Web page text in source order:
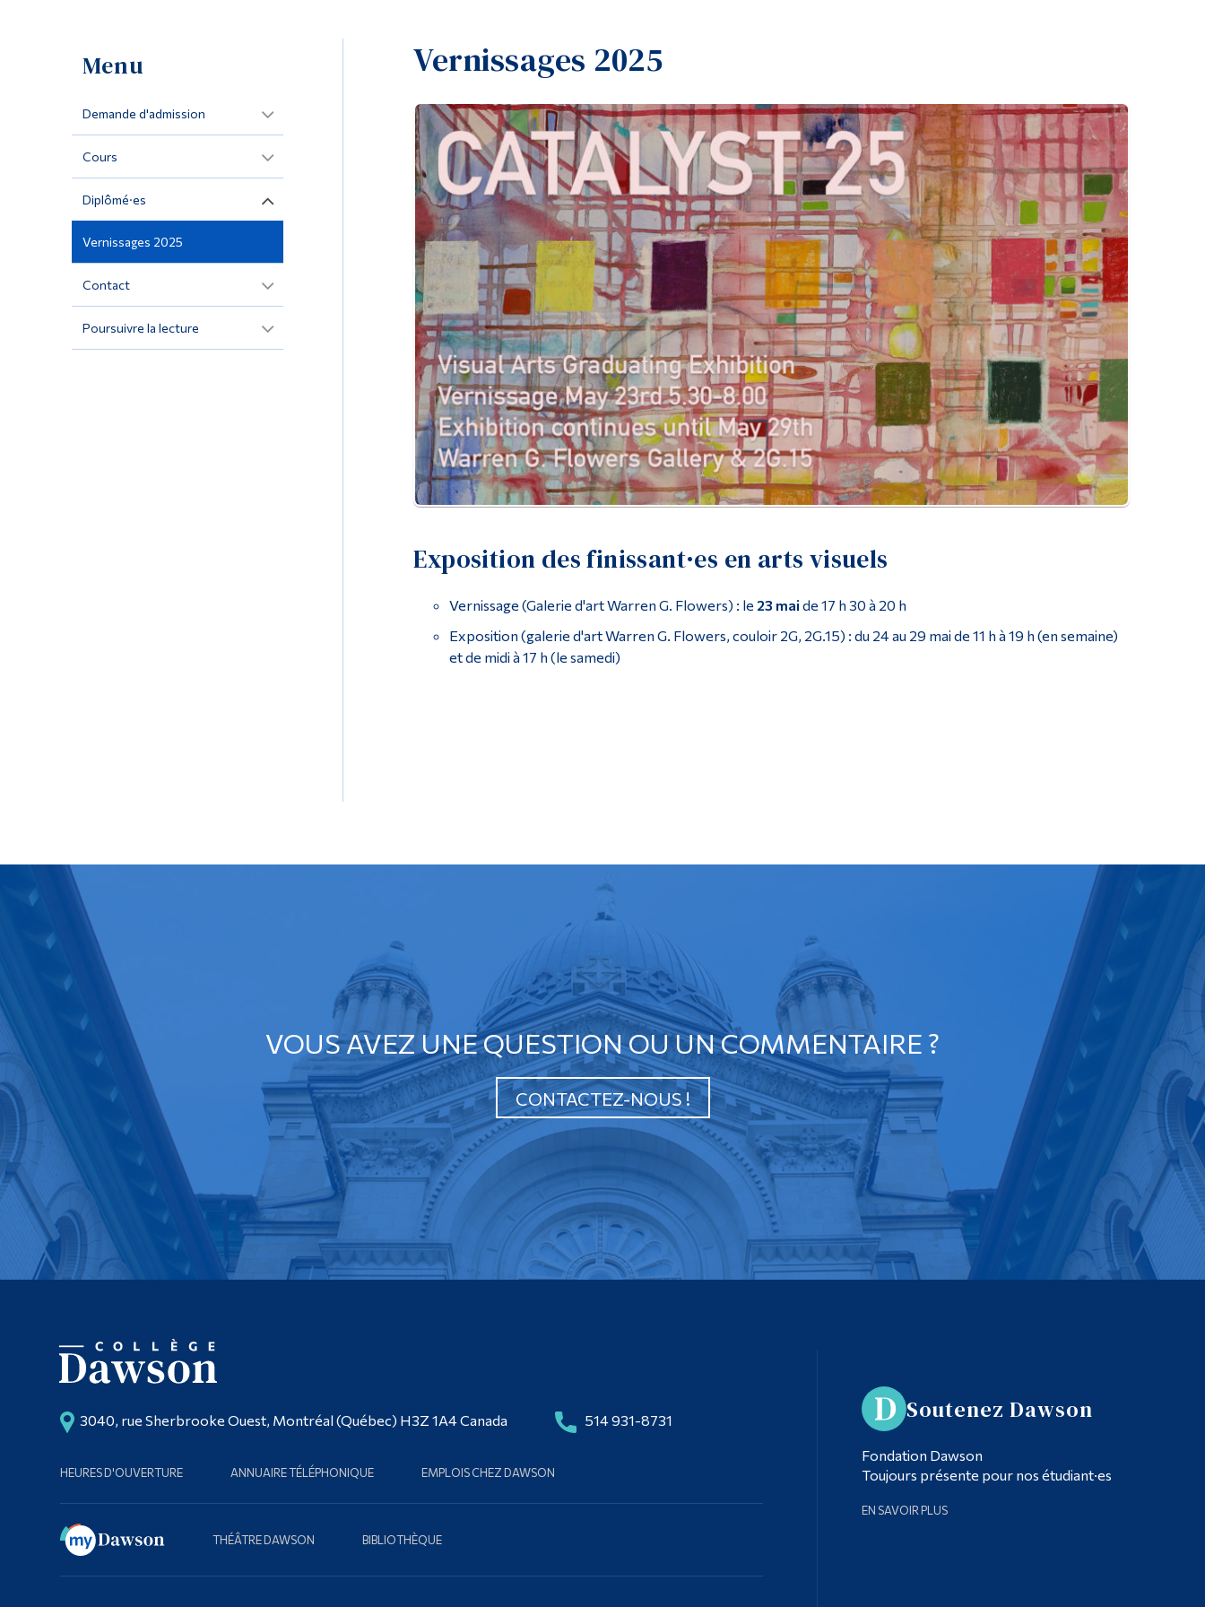
Menu
Demande d'admission
Cours
Diplômé·es
Vernissages 2025
Contact
Poursuivre la lecture
Vernissages 2025
Exposition des finissant·es en arts visuels
Vernissage (Galerie d'art Warren G. Flowers) : le 23 mai de 17 h 30 à 20 h
Exposition (galerie d'art Warren G. Flowers, couloir 2G, 2G.15) : du 24 au 29 mai de 11 h à 19 h (en semaine)
et de midi à 17 h (le samedi)
VOUS AVEZ UNE QUESTION OU UN COMMENTAIRE ?
CONTACTEZ-NOUS !
3040, rue Sherbrooke Ouest, Montréal (Québec) H3Z 1A4 Canada 514 931-8731
HEURES D'OUVERTURE ANNUAIRE TÉLÉPHONIQUE EMPLOIS CHEZ DAWSON
THÉÂTRE DAWSON BIBLIOTHÈQUE
Soutenez Dawson
Fondation Dawson
Toujours présente pour nos étudiant·es
EN SAVOIR PLUS
Programmes
Formation continue
Admissions
La vie à Dawson
Qui vous êtes
Futurs étudiants
Étudiants actuels
Corps enseignant et personnel administratif
Diplômé·es et visiteur·euses